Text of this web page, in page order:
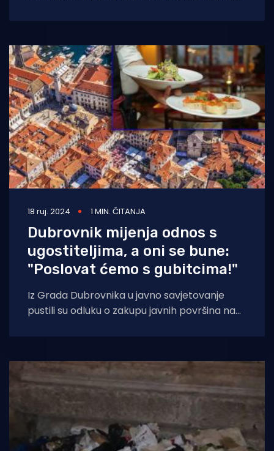
18 ruj. 2024 1 MIN. ČITANJA
Dubrovnik mijenja odnos s
ugostiteljima, a oni se bune:
"Poslovat ćemo s gubitcima!"
Iz Grada Dubrovnika u javno savjetovanje
pustili su odluku o zakupu javnih površina na